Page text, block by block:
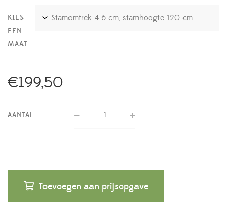
KIES
EEN
MAAT
€199,50
AANTAL
Toevoegen aan prijsopgave